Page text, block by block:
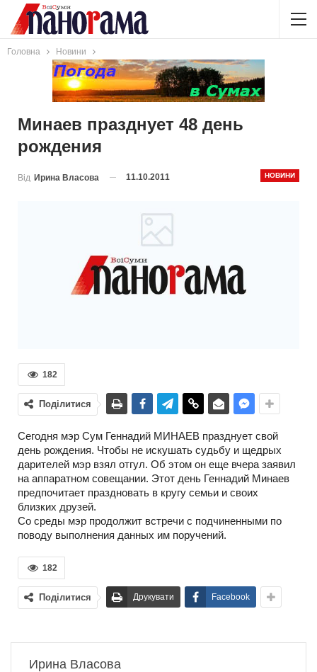
Головна Новини
Минаев празднует 48 день
рождения
НОВИНИ
Від Ирина Власова 11.10.2011
182
Поділитися
Сегодня мэр Сум Геннадий МИНАЕВ празднует свой
день рождения. Чтобы не искушать судьбу и щедрых
дарителей мэр взял отгул. Об этом он еще вчера заявил
на аппаратном совещании. Этот день Геннадий Минаев
предпочитает праздновать в кругу семьи и своих
близких друзей.
Со среды мэр продолжит встречи с подчиненными по
поводу выполнения данных им поручений.
182
Поділитися Друкувати Facebook
Ирина Власова